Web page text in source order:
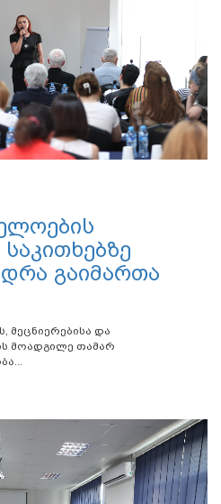
გაიმართა
მეცნიერებისა და
მოადგილე თამარ